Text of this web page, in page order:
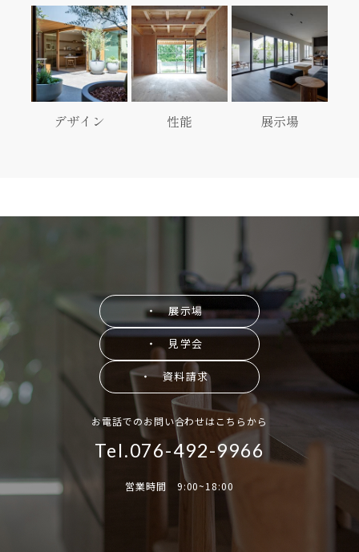
デザイン 性能 展示場
・ 展示場
・ 見学会
・ 資料請求
お電話でのお問い合わせはこちらから
Tel.076-492-9966
営業時間 9:00~18:00